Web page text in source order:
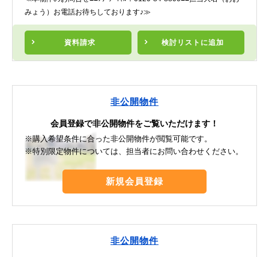
資料請求 検討リスト に追加
みょう）お電話お待ちしております♪≫
非公開物件
会員登録で非公開物件をご覧いただけます！
※購入希望条件に合った非公開物件が閲覧可能です。
※特別限定物件については、担当者にお問い合わせください。
新規会員登録
非公開物件